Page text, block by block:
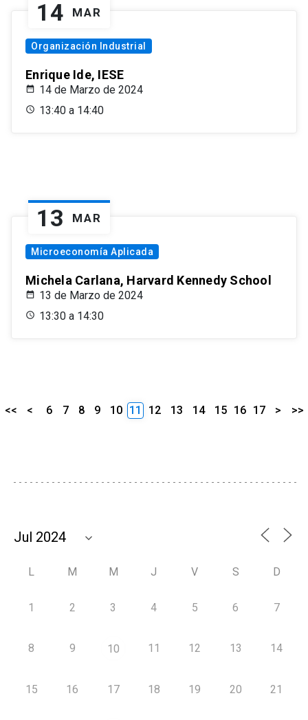
14 MAR
Organización Industrial
Enrique Ide, IESE
14 de Marzo de 2024
13:40 a 14:40
13 MAR
Microeconomía Aplicada
Michela Carlana, Harvard Kennedy School
13 de Marzo de 2024
13:30 a 14:30
<< < 6 7 8 9 10 11 12 13 14 15 16 17 > >>
L M M J V S D
1 2 3 4 5 6 7
8 9 10 11 12 13 14
15 16 17 18 19 20 21